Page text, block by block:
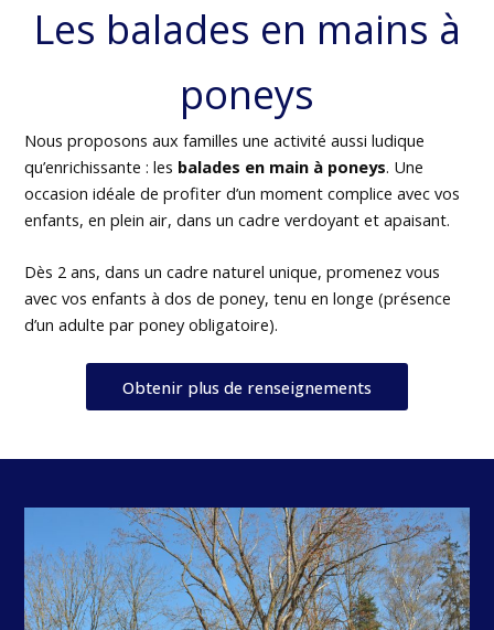
Les balades en mains à
poneys
Nous proposons aux familles une activité aussi ludique
qu’enrichissante : les balades en main à poneys. Une
occasion idéale de profiter d’un moment complice avec vos
enfants, en plein air, dans un cadre verdoyant et apaisant.
Dès 2 ans, dans un cadre naturel unique, promenez vous
avec vos enfants à dos de poney, tenu en longe (présence
d’un adulte par poney obligatoire).
Obtenir plus de renseignements